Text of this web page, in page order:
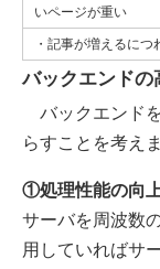
いページが重い
・記事が増えるに
バックエンドの
バックエンド
らすことを考えま
①処理性能の向
サーバを周波数
用していればサ